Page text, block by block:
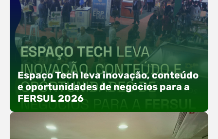
Com o objetivo de impulsionar a produtividade, a
presença digital e a gestão nas empresas do
Alto Vale, o Núcleo de Tecnologia da Informação
(NIAVI), Polo ACATE-ACIRS, realiza a edição
2026 do Workshop NIAVI. O evento foi
em três encontros práticos ao longo dos meses
de setembro e outubro,…
Espaço Tech leva inovação, conteúdo
e oportunidades de negócios para a
FERSUL 2026